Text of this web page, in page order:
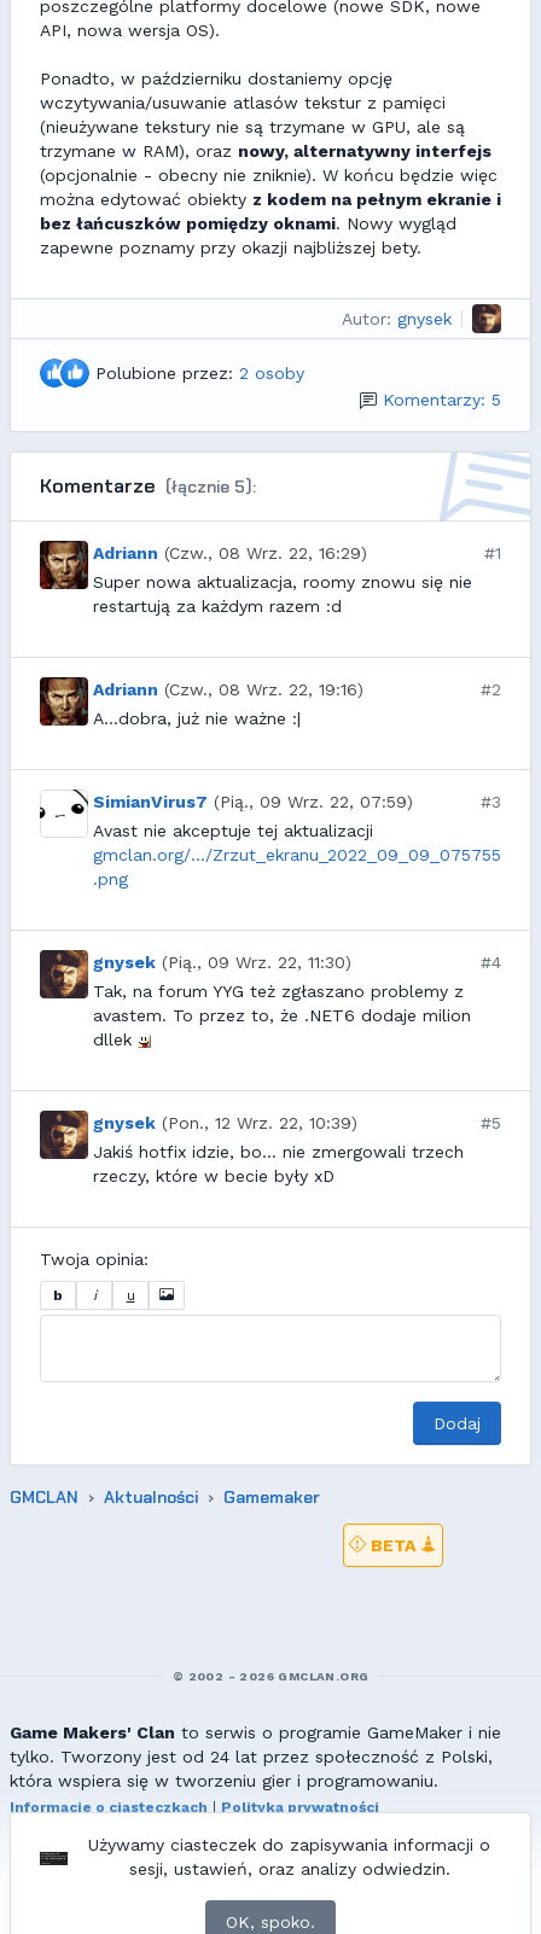
poszczególne platformy docelowe (nowe SDK, nowe
API, nowa wersja OS).
Ponadto, w październiku dostaniemy opcję
wczytywania/usuwanie atlasów tekstur z pamięci
(nieużywane tekstury nie są trzymane w GPU, ale są
trzymane w RAM), oraz nowy, alternatywny interfejs
(opcjonalnie - obecny nie zniknie). W końcu będzie więc
można edytować obiekty z kodem na pełnym ekranie i
bez łańcuszków pomiędzy oknami. Nowy wygląd
zapewne poznamy przy okazji najbliższej bety.
Autor: gnysek
Polubione przez: 2 osoby
Komentarzy: 5
Komentarze (łącznie 5):
Adriann (Czw., 08 Wrz. 22, 16:29)
#1
Super nowa aktualizacja, roomy znowu się nie
restartują za każdym razem :d
Adriann (Czw., 08 Wrz. 22, 19:16)
#2
A...dobra, już nie ważne :|
SimianVirus7 (Pią., 09 Wrz. 22, 07:59)
#3
Avast nie akceptuje tej aktualizacji
gmclan.org/.../Zrzut_ekranu_2022_09_09_075755
.png
gnysek (Pią., 09 Wrz. 22, 11:30)
#4
Tak, na forum YYG też zgłaszano problemy z
avastem. To przez to, że .NET6 dodaje milion
dllek
gnysek (Pon., 12 Wrz. 22, 10:39)
#5
Jakiś hotfix idzie, bo... nie zmergowali trzech
rzeczy, które w becie były xD
Twoja opinia:
b i u
Dodaj
GMCLAN Aktualności Gamemaker
Używamy ciasteczek do zapisywania informacji o
sesji, ustawień, oraz analizy odwiedzin.
OK, spoko.
BETA
© 2002 - 2026 GMCLAN.ORG
Game Makers' Clan to serwis o programie GameMaker i nie
tylko. Tworzony jest od 24 lat przez społeczność z Polski,
która wspiera się w tworzeniu gier i programowaniu.
Informacje o ciasteczkach
Polityka prywatności
Wszelkie prawa zastrzeżone. Kopiowanie materiałów bez zgody
redakcji zabronione!